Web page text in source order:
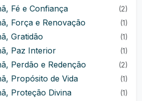
Fé e Confiança (2)
Força e Renovação (1)
Gratidão (1)
Paz Interior (1)
Perdão e Redenção (2)
Propósito de Vida (1)
Proteção Divina (1)